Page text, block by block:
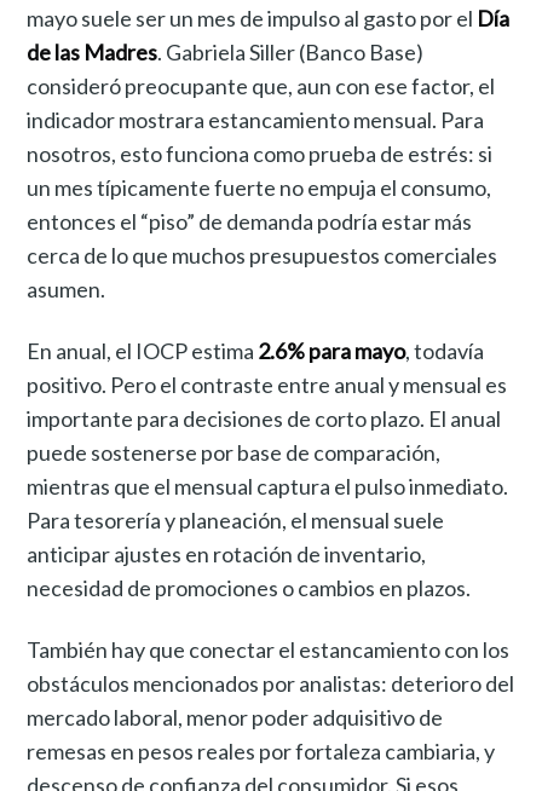
mayo suele ser un mes de impulso al gasto por el Día
de las Madres. Gabriela Siller (Banco Base)
consideró preocupante que, aun con ese factor, el
indicador mostrara estancamiento mensual. Para
nosotros, esto funciona como prueba de estrés: si
un mes típicamente fuerte no empuja el consumo,
entonces el “piso” de demanda podría estar más
cerca de lo que muchos presupuestos comerciales
asumen.
En anual, el IOCP estima 2.6% para mayo, todavía
positivo. Pero el contraste entre anual y mensual es
importante para decisiones de corto plazo. El anual
puede sostenerse por base de comparación,
mientras que el mensual captura el pulso inmediato.
Para tesorería y planeación, el mensual suele
anticipar ajustes en rotación de inventario,
necesidad de promociones o cambios en plazos.
También hay que conectar el estancamiento con los
obstáculos mencionados por analistas: deterioro del
mercado laboral, menor poder adquisitivo de
remesas en pesos reales por fortaleza cambiaria, y
descenso de confianza del consumidor. Si esos